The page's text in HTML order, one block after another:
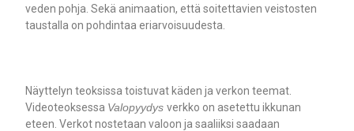
veden pohja. Sekä animaation, että soitettavien veistosten
taustalla on pohdintaa eriarvoisuudesta.
Näyttelyn teoksissa toistuvat käden ja verkon teemat.
Videoteoksessa Valopyydysverkko on asetettu ikkunan
eteen. Verkot nostetaan valoon ja saaliiksi saadaan